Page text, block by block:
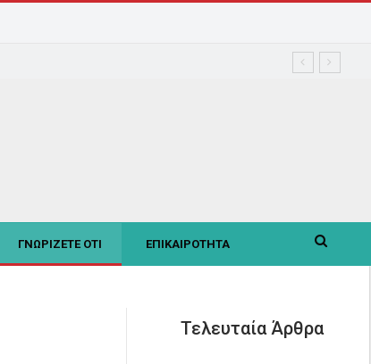
ΓΝΩΡΙΖΕΤΕ ΟΤΙ ΕΠΙΚΑΙΡΟΤΗΤΑ
Τελευταία Άρθρα